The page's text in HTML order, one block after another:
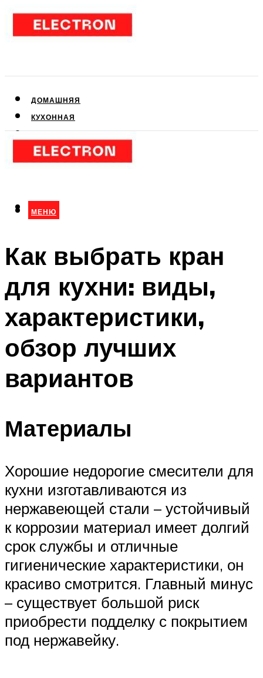
ДОМАШНЯЯ
КУХОННАЯ
КЛИМАТИЧЕСКАЯ
МЕНЮ
МЕНЮ
Как выбрать кран
для кухни: виды,
характеристики,
обзор лучших
вариантов
Материалы
Хорошие недорогие смесители для
кухни изготавливаются из
нержавеющей стали – устойчивый
к коррозии материал имеет долгий
срок службы и отличные
гигиенические характеристики, он
красиво смотрится. Главный минус
– существует большой риск
приобрести подделку с покрытием
под нержавейку.